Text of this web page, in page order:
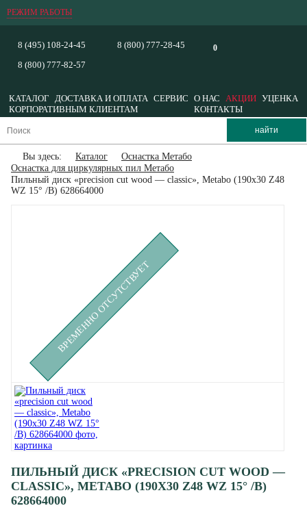
РЕЖИМ РАБОТЫ
0
8 (495) 108-24-45
8 (800) 777-82-57
8 (800) 777-28-45
КАТАЛОГ ДОСТАВКА И ОПЛАТА СЕРВИС О НАС АКЦИИ УЦЕНКА
КОРПОРАТИВНЫМ КЛИЕНТАМ
КОНТАКТЫ
Вы здесь: Каталог
Оснастка Метабо
Оснастка для циркулярных пил Метабо
Пильный диск «precision cut wood — classic», Metabo (190x30 Z48
WZ 15° /B) 628664000
ВРЕМЕННО ОТСУТСТВУЕТ
ПИЛЬНЫЙ ДИСК «PRECISION CUT WOOD —
CLASSIC», METABO (190X30 Z48 WZ 15° /B)
628664000